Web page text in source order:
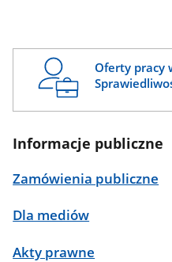
Oferty pracy
Informacje publiczne
Zamówienia publiczne
Dla mediów
Akty prawne